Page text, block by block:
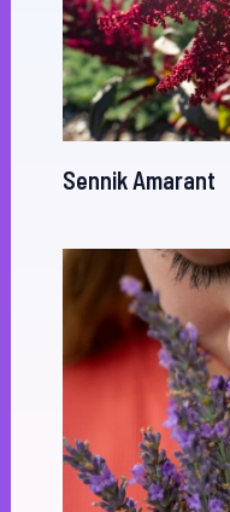
Sennik Amarant